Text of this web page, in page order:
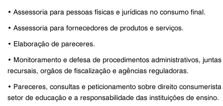
• Assessoria para pessoas físicas e jurídicas no consumo final.
• Assessoria para fornecedores de produtos e serviços.
• Elaboração de pareceres.
• Monitoramento e defesa de procedimentos administrativos, juntas
recursais, orgãos de fiscalização e agências reguladoras.
• Pareceres, consultas e peticionamento sobre direito consumerista
setor de educação e a responsabilidade das instituições de ensino.